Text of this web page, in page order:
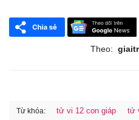
Theo:
Từ khóa: tử vi 12 con giáp tử